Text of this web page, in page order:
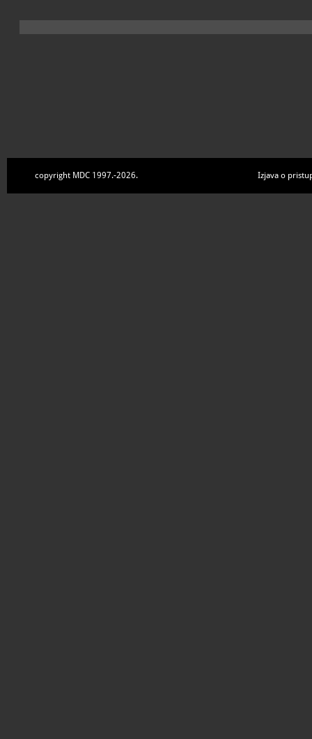
copyright MDC 1997.-2026. Izjava o